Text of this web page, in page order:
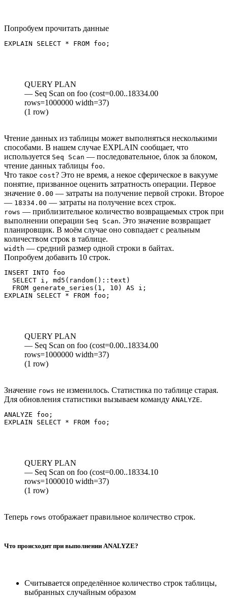
Попробуем прочитать данные
EXPLAIN SELECT * FROM foo;
QUERY PLAN
— Seq Scan on foo (cost=0.00..18334.00
rows=1000000 width=37)
(1 row)
Чтение данных из таблицы может выполняться несколькими
способами. В нашем случае EXPLAIN сообщает, что
используется Seq Scan — последовательное, блок за блоком,
чтение данных таблицы foo.
Что такое cost? Это не время, а некое сферическое в вакууме
понятие, призванное оценить затратность операции. Первое
значение 0.00 — затраты на получение первой строки. Второе
— 18334.00 — затраты на получение всех строк.
rows — приблизительное количество возвращаемых строк при
выполнении операции Seq Scan. Это значение возвращает
планировщик. В моём случае оно совпадает с реальным
количеством строк в таблице.
width — средний размер одной строки в байтах.
Попробуем добавить 10 строк.
INSERT INTO foo
  SELECT i, md5(random()::text)
  FROM generate_series(1, 10) AS i;
QUERY PLAN
— Seq Scan on foo (cost=0.00..18334.00
rows=1000000 width=37)
(1 row)
Значение rows не изменилось. Статистика по таблице старая.
Для обновления статистики вызываем команду ANALYZE.
ANALYZE foo;
QUERY PLAN
— Seq Scan on foo (cost=0.00..18334.10
rows=1000010 width=37)
(1 row)
Теперь rows отображает правильное количество строк.
Что происходит при выполнении ANALYZE?
Считывается определённое количество строк таблицы,
выбранных случайным образом